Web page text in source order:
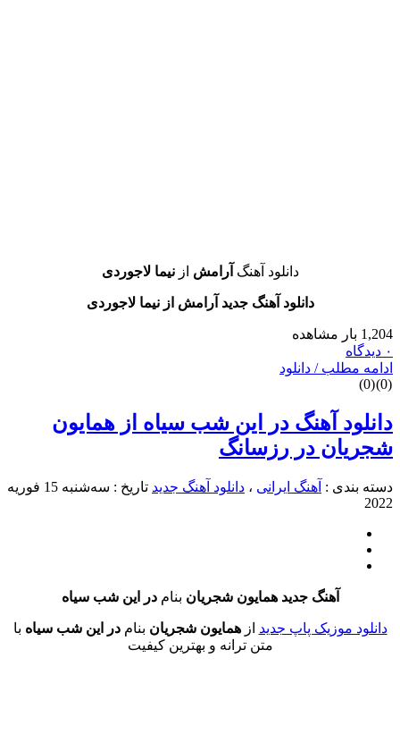
دانلود آهنگآرامش از نیما لاجوردی
دانلود آهنگ جدید آرامش از نیما لاجوردی
/ دانلود
آهنگ در این شب سیاه از همایون
در رزسانگ
:آهنگ ایرانی، دانلود آهنگ جدید تاریخ : سه‌شنبه 15 فوریه
آهنگ جدید همایون شجریانبنام در این شب سیاه
موزیک پاپ جدیداز همایون شجریان بنام در این شب سیاهبا
متن ترانه و بهترین کیفیت